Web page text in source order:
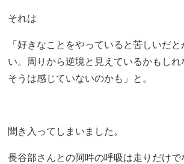
それは
「好きなことをやっていると苦しいだ
い。周りから逆境と見えているかもし
そうは感じていないのかも」と。
聞き入ってしまいました。
長谷部さんとの阿吽の呼吸は走りだけ